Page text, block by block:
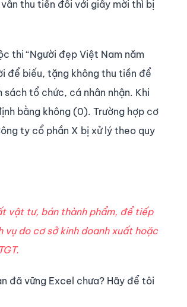
thu tiền đối với giấy mời thì bị
thi “Người đẹp Việt Nam năm
để biếu, tặng không thu tiền để
tổ chức, cá nhân nhận. Khi
bằng không (0). Trường hợp cơ
ty cổ phần X bị xử lý theo quy
vật tư, bán thành phẩm, để tiếp
do cơ sở kinh doanh xuất hoặc
đã vững Excel chưa? Hãy để tôi